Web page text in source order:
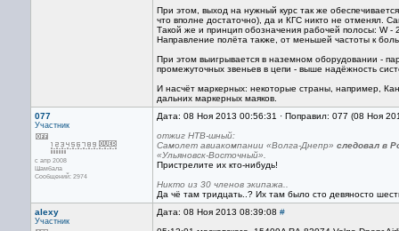
При этом, выход на нужный курс так же
что вполне достаточно), да и КГС никто не отменял.
Такой же и принцип обозначения рабочей полосы: W -
Направление полёта также, от меньшей частоты к
При этом выигрывается в наземном оборудовании -
промежуточных звеньев в цепи - выше надёжность
И насчёт маркерных: некоторые страны, например,
дальних маркерных маяков.
077
Участник
с апр 2008
Шамбала
Сообщений: 2974
Дата: 08 Ноя 2013 00:56:31 · Поправил: 077 (08 Ноя
отжиг НТВ-шный:
Самолет авиакомпании «Волга-Днепр» следовал в
«Ульяновск-Восточный».
Пристрелите их кто-нибудь!
Никто из 30 членов экипажа..
Да чё там тридцать..? Их там было сто девяносто
alexy
Участник
Дата: 08 Ноя 2013 08:39:08 #